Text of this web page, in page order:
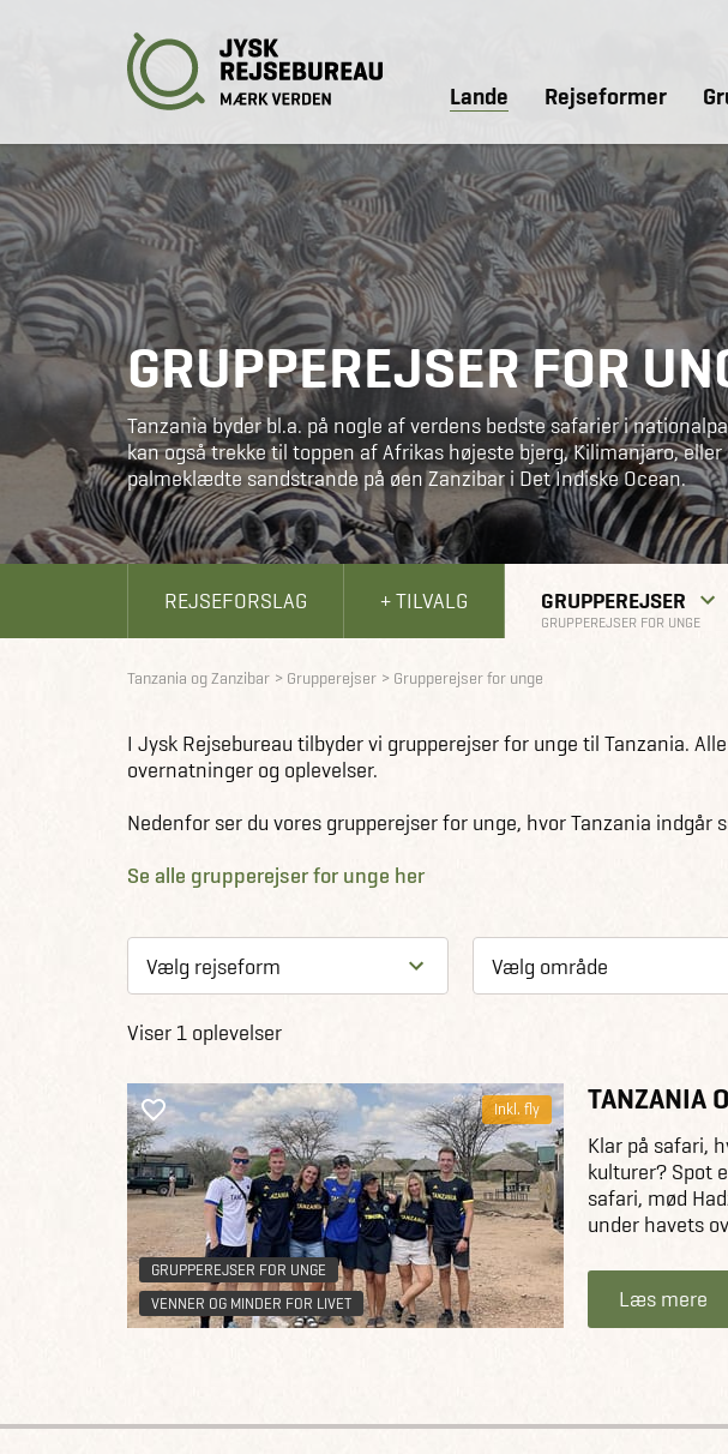
Lande Rejseformer
GRUPPEREJSER FOR
Tanzania byder bl.a. på nogle af verdens bedste safarier i
kan også trekke til toppen af Afrikas højeste bjerg, Kilimanjaro, eller
palmeklædte sandstrande på øen Zanzibar i Det Indiske Ocean.
REJSEFORSLAG + TILVALG GRUPPEREJSER
GRUPPEREJSER FOR UNGE
Tanzania og Zanzibar Grupperejser Grupperejser for unge
I Jysk Rejsebureau tilbyder vi grupperejser for unge til Tanzania.
overnatninger og oplevelser.
Nedenfor ser du vores grupperejser for unge, hvor Tanzania indgår
Se alle grupperejser for unge her
Viser 1 oplevelser
Inkl. fly
GRUPPEREJSER FOR UNGE
VENNER OG MINDER FOR LIVET
TANZANIA
Klar på safari,
kulturer? Spot
safari, mød
under havets
Læs mere